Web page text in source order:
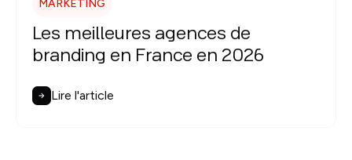
MARKETING
Les meilleures agences de
branding en France en 2026
Lire l'article